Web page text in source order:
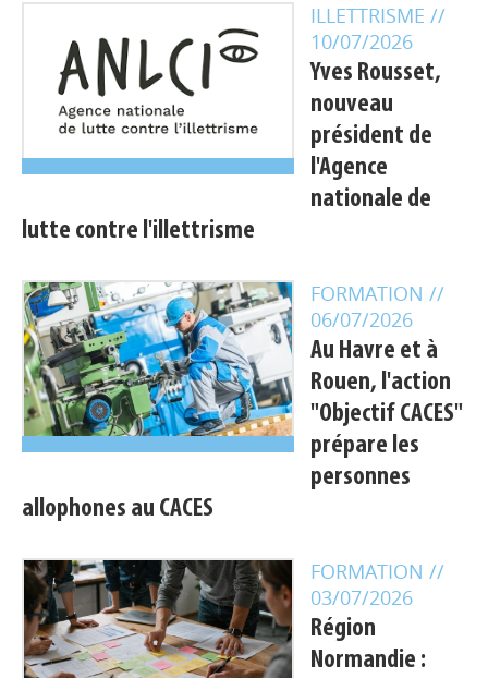
ILLETTRISME //
10/07/2026
Yves Rousset,
nouveau
président de
l'Agence
nationale de
lutte contre l'illettrisme
FORMATION //
06/07/2026
Au Havre et à
Rouen, l'action
"Objectif CACES"
prépare les
personnes
allophones au CACES
FORMATION //
03/07/2026
Région
Normandie :
Appels à projets